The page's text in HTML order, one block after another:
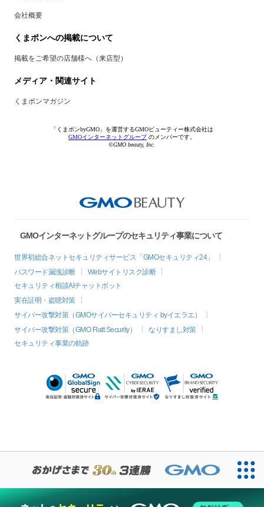
会社概要
くまポンへの掲載について
掲載をご希望の店舗様へ（来店型）
メディア・関連サイト
くまポンマガジン
「くまポンbyGMO」を運営するGMOビューティー株式会社は
GMOインターネットグループのメンバーです。
©GMO beauty, Inc.
GMOインターネットグループのセキュリティ事業について
世界初総合ネットセキュリティサービス「GMOセキュリティ24」
パスワード漏洩診断
Webサイトリスク診断
セキュリティ相談AIチャットボット
実在証明・盗聴対策
サイバー攻撃対策（GMOサイバーセキュリティ byイエラエ）
サイバー攻撃対策（GMO Flatt Security）
なりすまし対策
セキュリティ事業の軌跡